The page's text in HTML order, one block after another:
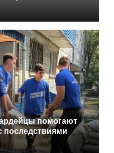
помогают
последствиями